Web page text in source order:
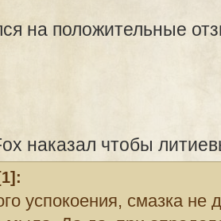
на положительные
наказал чтобы
успокоения, смазка не